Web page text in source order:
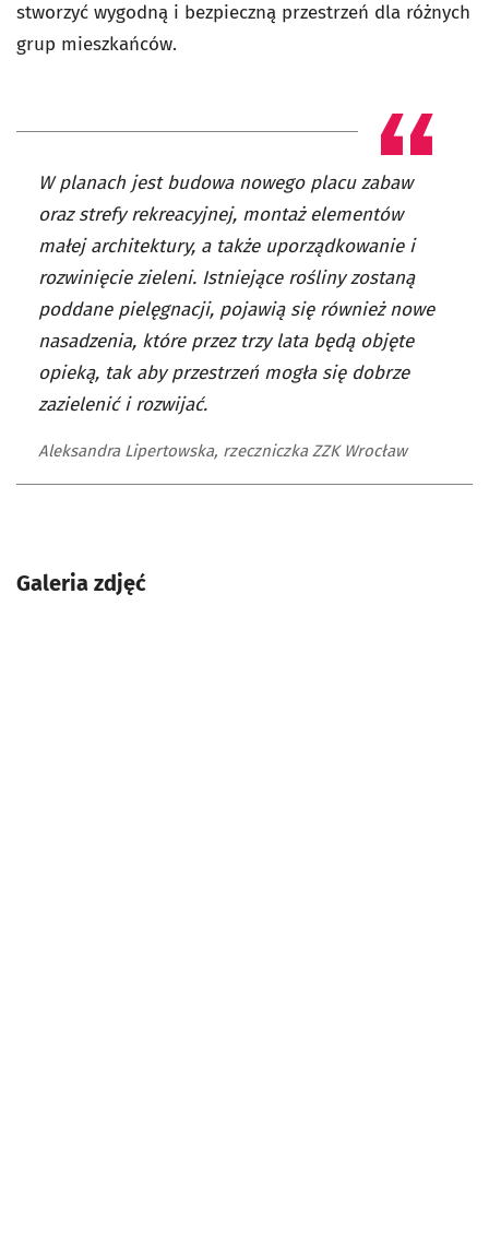
stworzyć wygodną i bezpieczną przestrzeń dla różnych
grup mieszkańców.
W planach jest budowa nowego placu zabaw
oraz strefy rekreacyjnej, montaż elementów
małej architektury, a także uporządkowanie i
rozwinięcie zieleni. Istniejące rośliny zostaną
poddane pielęgnacji, pojawią się również nowe
nasadzenia, które przez trzy lata będą objęte
opieką, tak aby przestrzeń mogła się dobrze
zazielenić i rozwijać.
Aleksandra Lipertowska, rzeczniczka ZZK Wrocław
Galeria zdjęć